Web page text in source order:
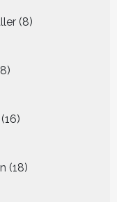
8
producten
8
producten
16
producten
18
producten